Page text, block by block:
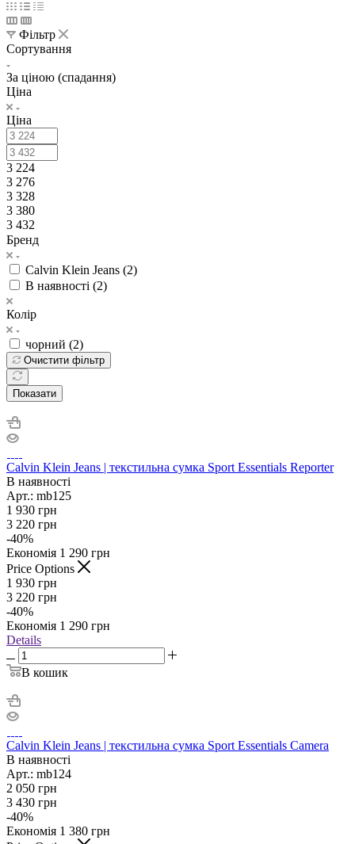
Фільтр
Сортування
За ціною (спадання)
Ціна
Ціна
3 224
3 276
3 328
3 380
3 432
Бренд
Calvin Klein Jeans (2)
В наявності (2)
Колір
чорний (2)
Очистити фільтр
Показати
Calvin Klein Jeans | текстильна сумка Sport Essentials Reporter
В наявності
Арт.: mb125
1 930 грн
3 220 грн
-40%
Економія 1 290 грн
Price Options
1 930 грн
3 220 грн
-40%
Економія 1 290 грн
Details
В кошик
Calvin Klein Jeans | текстильна сумка Sport Essentials Camera
В наявності
Арт.: mb124
2 050 грн
3 430 грн
-40%
Економія 1 380 грн